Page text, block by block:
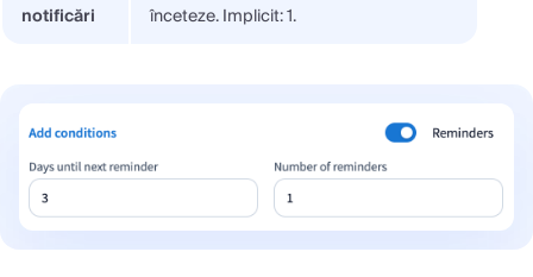
notificări
înceteze. Implicit: 1.